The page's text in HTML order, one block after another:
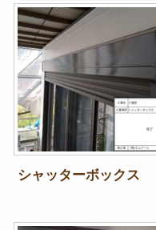
シャッターボックス